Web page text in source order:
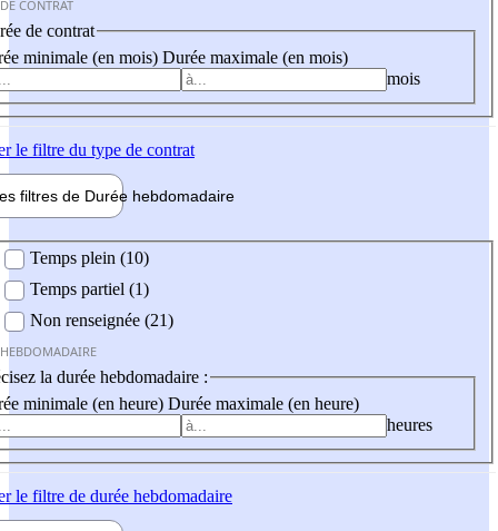
CONTRAT
de contrat
minimale (en mois) Durée maximale (en mois)
mois
le filtre du type de contrat
filtres de Durée hebdomadaire
Temps plein (10)
Temps partiel (1)
Non renseignée (21)
la durée hebdomadaire :
minimale (en heure) Durée maximale (en heure)
heures
le filtre de durée hebdomadaire